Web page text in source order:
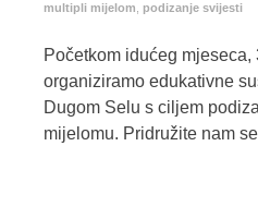
multipli mijelom
podizanje svijesti
Početkom idućeg mjeseca,
organiziramo edukativne
Dugom Selu s ciljem
mijelomu. Pridružite nam